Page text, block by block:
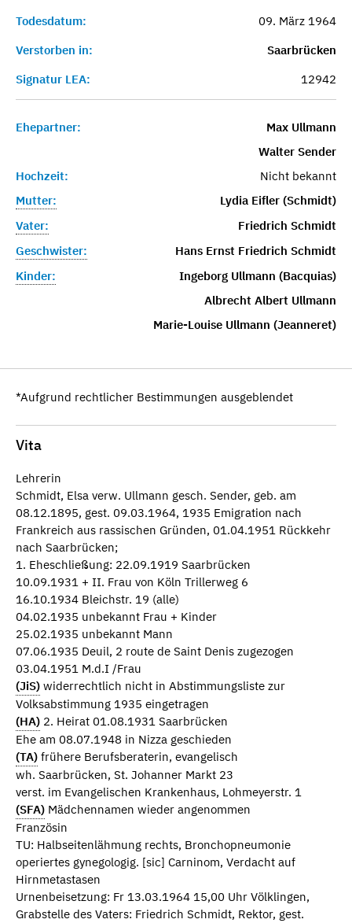
Todesdatum:
09. März 1964
Verstorben in:
Saarbrücken
Signatur LEA:
12942
Ehepartner:
Max Ullmann
Walter Sender
Hochzeit:
Nicht bekannt
Mutter:
Lydia Eifler (Schmidt)
Vater:
Friedrich Schmidt
Geschwister:
Hans Ernst Friedrich Schmidt
Kinder:
Ingeborg Ullmann (Bacquias)
Albrecht Albert Ullmann
Marie-Louise Ullmann (Jeanneret)
*Aufgrund rechtlicher Bestimmungen ausgeblendet
Vita
Lehrerin
Schmidt, Elsa verw. Ullmann gesch. Sender, geb. am
08.12.1895, gest. 09.03.1964, 1935 Emigration nach
Frankreich aus rassischen Gründen, 01.04.1951 Rückkehr
nach Saarbrücken;
1. Eheschließung: 22.09.1919 Saarbrücken
10.09.1931 + II. Frau von Köln Trillerweg 6
16.10.1934 Bleichstr. 19 (alle)
04.02.1935 unbekannt Frau + Kinder
25.02.1935 unbekannt Mann
07.06.1935 Deuil, 2 route de Saint Denis zugezogen
03.04.1951 M.d.I /Frau
(JiS) widerrechtlich nicht in Abstimmungsliste zur
Volksabstimmung 1935 eingetragen
(HA) 2. Heirat 01.08.1931 Saarbrücken
Ehe am 08.07.1948 in Nizza geschieden
(TA) frühere Berufsberaterin, evangelisch
wh. Saarbrücken, St. Johanner Markt 23
verst. im Evangelischen Krankenhaus, Lohmeyerstr. 1
(SFA) Mädchennamen wieder angenommen
Französin
TU: Halbseitenlähmung rechts, Bronchopneumonie
operiertes gynegologig. [sic] Carninom, Verdacht auf
Hirnmetastasen
Urnenbeisetzung: Fr 13.03.1964 15,00 Uhr Völklingen,
Grabstelle des Vaters: Friedrich Schmidt, Rektor, gest.